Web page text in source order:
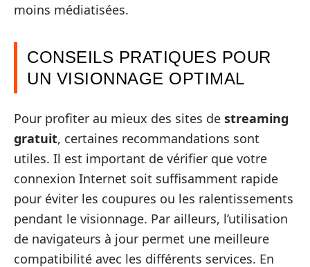
moins médiatisées.
CONSEILS PRATIQUES POUR
UN VISIONNAGE OPTIMAL
Pour profiter au mieux des sites de streaming
gratuit, certaines recommandations sont
utiles. Il est important de vérifier que votre
connexion Internet soit suffisamment rapide
pour éviter les coupures ou les ralentissements
pendant le visionnage. Par ailleurs, l’utilisation
de navigateurs à jour permet une meilleure
compatibilité avec les différents services. En